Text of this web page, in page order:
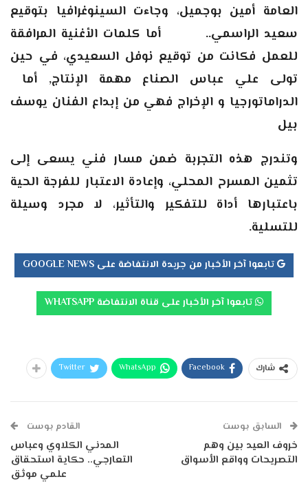
العامة أمين بوجميل، وجاءت السينوغرافيا بتوقيع
سعيد الراسمي.. أما كلمات الأغنية المرافقة
للعمل فكانت من توقيع نوفل السعيدي، في حين
تولى علي عباس الصناع مهمة الإنتاج, أما
الدراماتورجيا و الإخراج فهي من إبداع الفنان يوسف
بيل
وتندرج هذه التجربة ضمن مسار فني يسعى إلى
تثمين المسرح المحلي، وإعادة الاعتبار للفرجة الحية
باعتبارها أداة للتفكير والتأثير، لا مجرد وسيلة
للتسلية.
تابعوا آخر الأخبار من جريدة الانتفاضة على GOOGLE NEWS
تابعوا آخر الأخبار على قناة الانتفاضة WHATSAPP
شارك Facebook
WhatsApp
Twitter
السابق بوست
خروف العيد بين وهم
التصريحات وواقع الأسواق
القادم بوست
المدني الكلاوي وعباس
التعارجي.. حكاية استحقاق
علمي موثق